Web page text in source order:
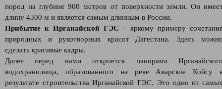
пород на глубине 900 метров от поверхности земли. Он
длину 4300 м и является самым длинным в России.
Прибытие к Ирганайской ГЭС – яркому примеру
природных и рукотворных красот Дагестана. Здесь
сделать красивые кадры.
Далее перед нами откроется панорама
водохранилища, образованного на реке Аварское Койсу
результате строительства Ирганайской ГЭС. Это одно из